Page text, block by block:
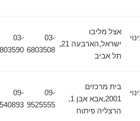
אצל מליבו
ישראל,הארבעה 21,
תל אביב
6803508
6803590
בית מרכזים
2001,אבא אבן 1,
הרצליה פיתוח
9525555
9540893